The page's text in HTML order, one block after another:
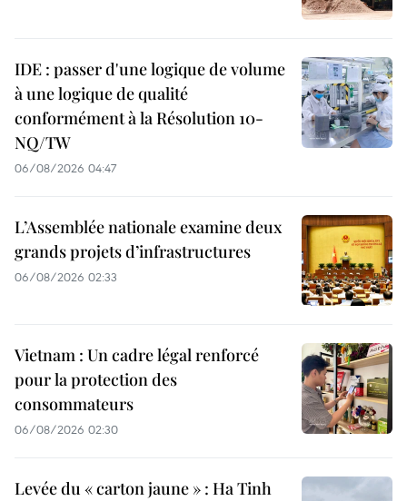
IDE : passer d'une logique de volume
à une logique de qualité
conformément à la Résolution 10-
NQ/TW
06/08/2026 04:47
L’Assemblée nationale examine deux
grands projets d’infrastructures
06/08/2026 02:33
Vietnam : Un cadre légal renforcé
pour la protection des
consommateurs
06/08/2026 02:30
Levée du « carton jaune » : Ha Tinh